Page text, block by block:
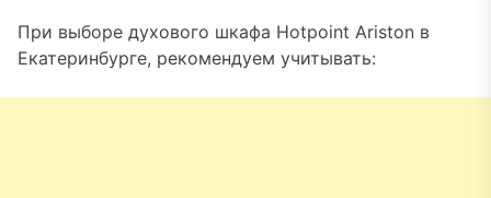
При выборе духового шкафа Hotpoint Ariston в
Екатеринбурге, рекомендуем учитывать: